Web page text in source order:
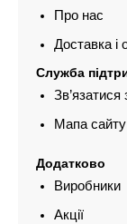
Про нас
Доставка і
Служба
Зв’язатися
Мапа сайту
Додатково
Виробники
Акції